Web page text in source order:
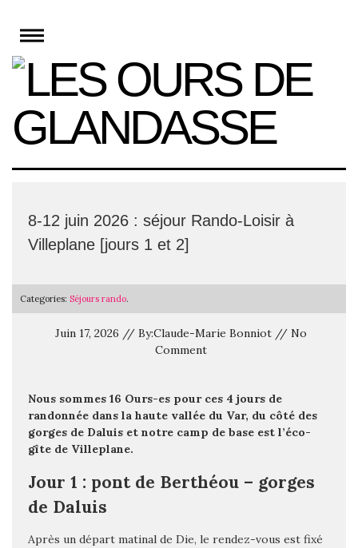
content
8-12 juin 2026 : séjour Rando-Loisir à
Villeplane [jours 1 et 2]
Categories: Séjours rando.
Juin 17, 2026 // By:Claude-Marie Bonniot // No
Comment
Nous sommes 16 Ours-es pour ces 4 jours de
randonnée dans la haute vallée du Var, du côté des
gorges de Daluis et notre camp de base est l’éco-
gîte de Villeplane.
Jour 1 : pont de Berthéou – gorges
de Daluis
Après un départ matinal de Die, le rendez-vous est fixé